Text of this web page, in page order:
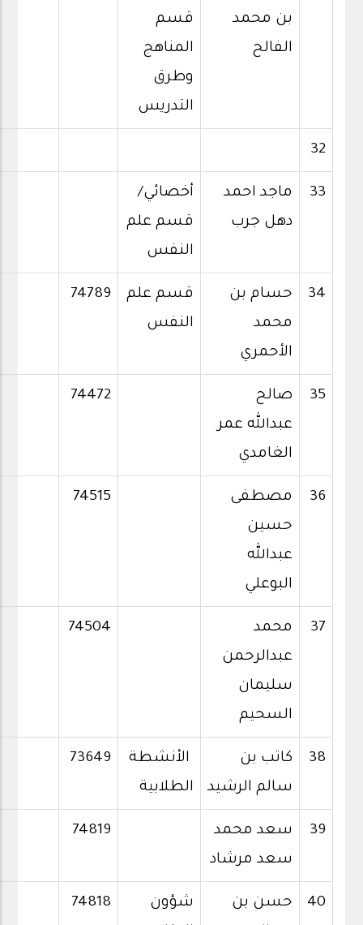
بن محمد
الفالح
قسم
المناهج
وطرق
التدريس
32
33
ماجد احمد
دهل جرب
أخصائي/
قسم علم
النفس
34
حسام بن
محمد
الأحمري
قسم علم
النفس
74789
35
صالح
عبدالله عمر
الغامدي
74472
36
مصطفى
حسين
عبدالله
البوعلي
74515
37
محمد
عبدالرحمن
سليمان
السحيم
74504
38
كاتب بن
سالم الرشيد
الأنشطة
الطلابية
73649
39
سعد محمد
سعد مرشاد
74819
40
حسن بن
شؤون
74818